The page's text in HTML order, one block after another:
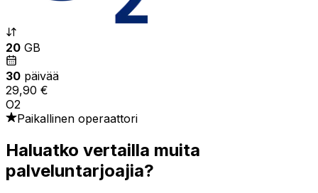
20 GB
30 päivää
29,90 €
O2
Paikallinen operaattori
Haluatko vertailla muita
palveluntarjoajia?